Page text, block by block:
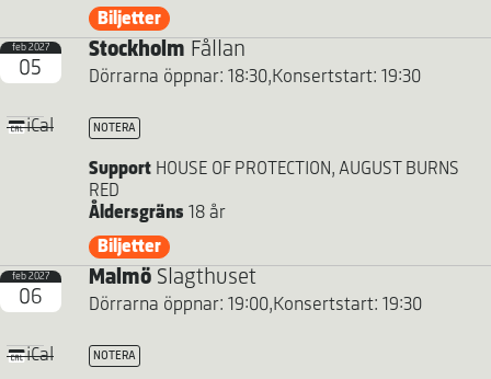
Biljetter
feb 2027
05
iCal
Stockholm Fållan
Dörrarna öppnar: 18:30,Konsertstart: 19:30
NOTERA
SupportHOUSE OF PROTECTION, AUGUST BURNS
RED
Åldersgräns 18 år
Biljetter
feb 2027
06
iCal
MalmöSlagthuset
Dörrarna öppnar: 19:00,Konsertstart: 19:30
NOTERA